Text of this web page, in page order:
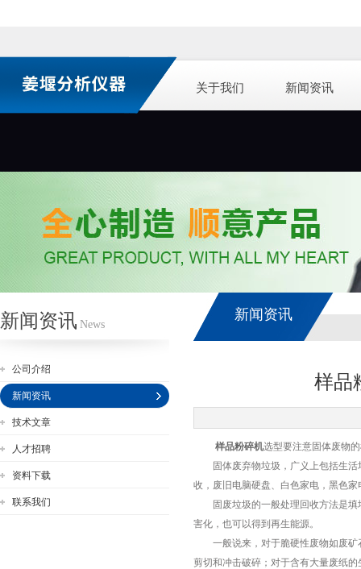
关于我们 新闻资讯
新闻资讯 News
公司介绍
新闻资讯
技术文章
人才招聘
资料下载
联系我们
新闻资讯
样品
样品粉碎机选型要注意固体废物
固体废弃物垃圾，广义上包括生活
收，废旧电脑硬盘、白色家电，黑色
固废垃圾的一般处理回收方法是填
害化，也可以得到再生能源。
一般说来，对于脆硬性废物如废矿
剪切和冲击破碎；对于含有大量废纸